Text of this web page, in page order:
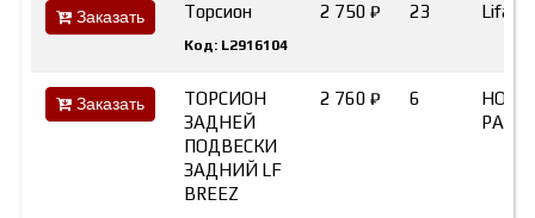
Заказать Торсион
Код: L2916104
2 750 ₽ 23 Lifan
Заказать
ТОРСИОН
ЗАДНЕЙ
ПОДВЕСКИ
ЗАДНИЙ LF
BREEZ
2 760 ₽ 6
HOT-